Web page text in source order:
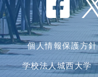
個人情報保護方針
学校法人城西大学